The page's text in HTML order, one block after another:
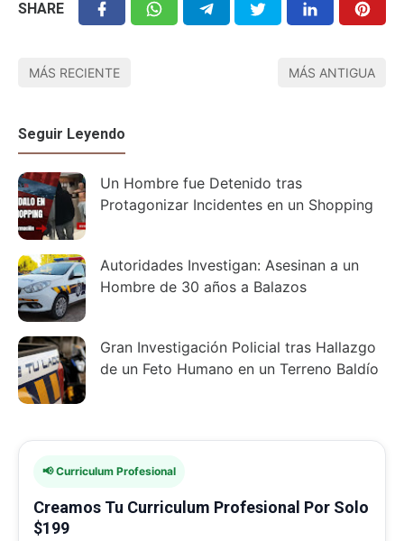
SHARE
MÁS RECIENTE MÁS ANTIGUA
Seguir Leyendo
Un Hombre fue Detenido tras
Protagonizar Incidentes en un Shopping
Autoridades Investigan: Asesinan a un
Hombre de 30 años a Balazos
Gran Investigación Policial tras Hallazgo
de un Feto Humano en un Terreno Baldío
📢 Curriculum Profesional
Creamos Tu Curriculum Profesional Por Solo
$199